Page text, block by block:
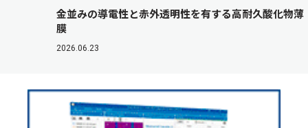
金並みの導電性と赤外透明性を有する高耐久酸化物薄
膜
2026.06.23